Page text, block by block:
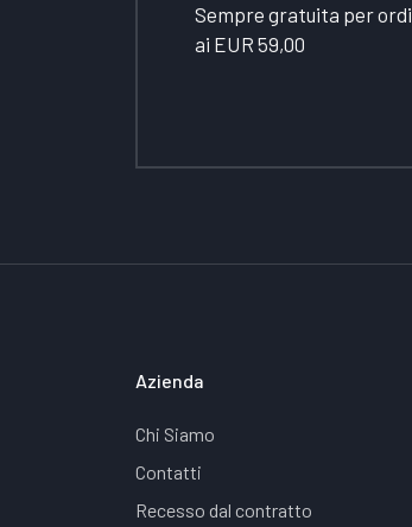
Sempre gratuita per
ai EUR 59,00
Azienda
Chi Siamo
Contatti
Recesso dal contratto